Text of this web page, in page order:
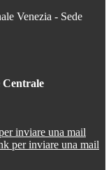
Venezia - Sede
Centrale
inviare una mail
per inviare una mail